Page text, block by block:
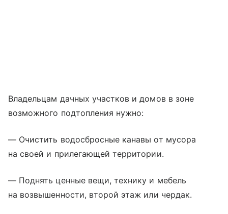
Владельцам дачных участков и домов в зоне
возможного подтопления нужно:
— Очистить водосбросные канавы от мусора
на своей и прилегающей территории.
— Поднять ценные вещи, технику и мебель
на возвышенности, второй этаж или чердак.